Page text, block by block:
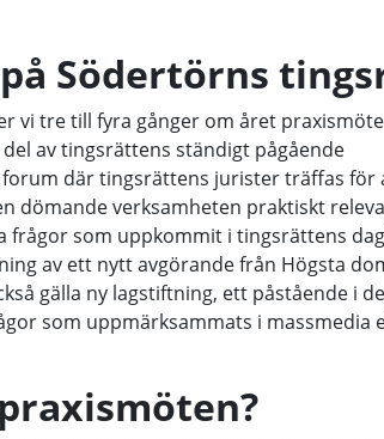
Södertörns
vi tre till fyra gånger om året
av tingsrättens ständigt pågående
där tingsrättens jurister träffas för
dömande verksamheten praktiskt
frågor som uppkommit i tingsrättens
av ett nytt avgörande från Högsta
gälla ny lagstiftning, ett påstående i
som uppmärksammats i massmedia